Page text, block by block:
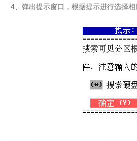
4、弹出提示窗口，根据提示进行选择相